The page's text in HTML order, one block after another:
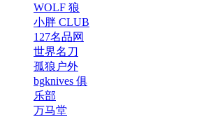
WOLF 狼
小胖 CLUB
127名品网
世界名刀
孤狼户外
bgknives 俱
乐部
万马堂